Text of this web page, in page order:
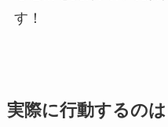
す！
実際に行動するの